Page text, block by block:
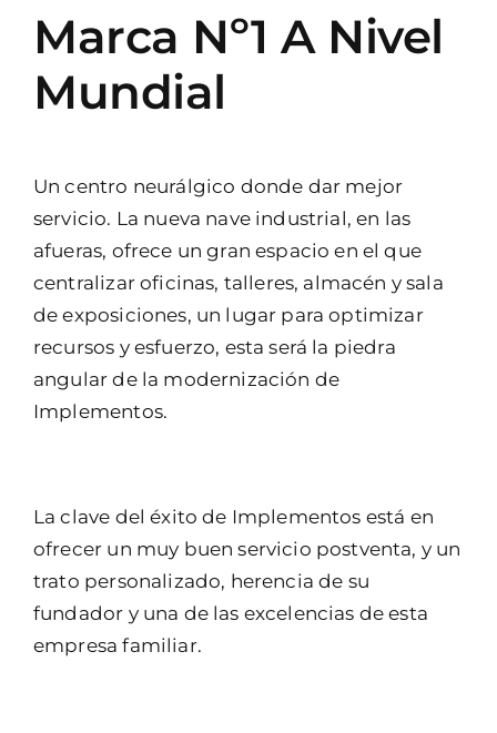
Marca Nº1 A Nivel
Mundial
Un centro neurálgico donde dar mejor
servicio. La nueva nave industrial, en las
afueras, ofrece un gran espacio en el que
centralizar oficinas, talleres, almacén y sala
de exposiciones, un lugar para optimizar
recursos y esfuerzo, esta será la piedra
angular de la modernización de
Implementos.
La clave del éxito de Implementos está en
ofrecer un muy buen servicio postventa, y un
trato personalizado, herencia de su
fundador y una de las excelencias de esta
empresa familiar.